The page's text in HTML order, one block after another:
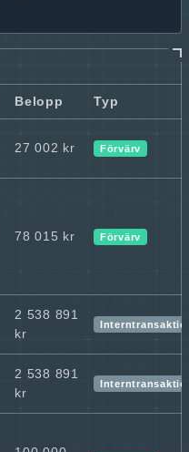
Belopp Typ
27 002 kr Förvärv
78 015 kr Förvärv
2 538 891
kr
2 538 891
kr